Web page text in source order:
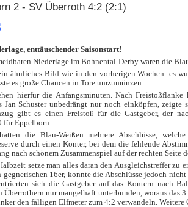
2 - SV Überroth 4:2 (2:1)
enttäuschender Saisonstart!
Niederlage im Bohnental-Derby waren die
ähnliches Bild wie in den vorherigen Wochen: es
es große Chancen in Tore umzumünzen.
hierfür die Anfangsminuten. Nach
Jan Schuster unbedrängt nur noch einköpfen,
gibt es einen Freistoß für die Gastgeber, der
Eppelborn.
die Blau-Weißen mehrere Abschlüsse,
durch einen Konter, bei dem die fehlende
nach schönem Zusammenspiel auf der rechten Seite
setze man alles daran den Ausgleichstreffer
gegnerischen 16er, konnte die Abschlüsse jedoch
sich die Gastgeber auf das Kontern nach
Überrothern nur mangelhaft unterbunden, woraus
den fälligen Elfmeter zum 4:2 verwandeln. Weitere